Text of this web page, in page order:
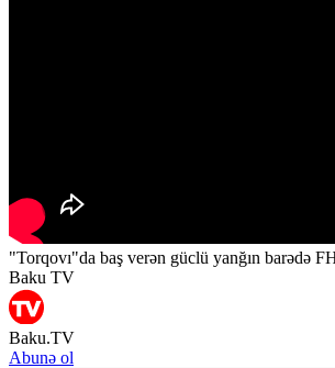
"Torqovı"da baş verən güclü yanğın barədə
Baku TV
Baku.TV
Abunə ol